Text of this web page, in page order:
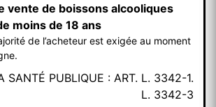
vente de boissons alcooliques
moins de 18 ans
de l’acheteur est exigée au moment
SANTÉ PUBLIQUE : ART. L. 3342-1.
L. 3342-3